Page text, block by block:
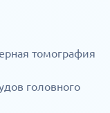
томография
головного